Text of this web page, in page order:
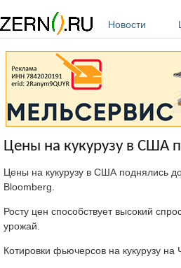
Новости
Цены на кукурузу в США
Цены на кукурузу в США поднялись
Bloomberg.
Росту цен способствует высокий
урожай.
Котировки фьючерсов на кукурузу